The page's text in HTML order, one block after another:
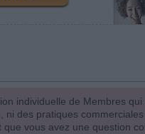
individuelle de Membres
ni des pratiques
vous avez une question